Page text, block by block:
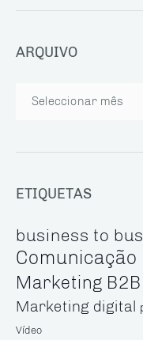
ARQUIVO
ETIQUETAS
business to
Marketing B2B
Marketing digital
Vídeo